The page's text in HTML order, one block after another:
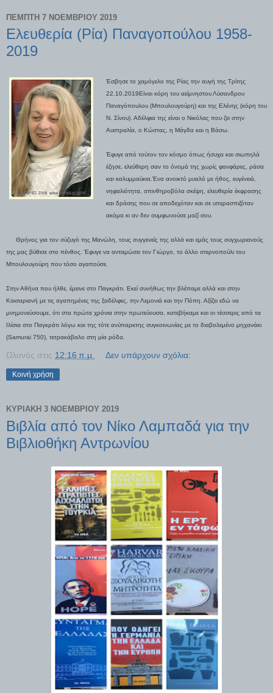
ΠΈΜΠΤΗ 7 ΝΟΕΜΒΡΊΟΥ 2019
Ελευθερία (Ρία) Παναγοπούλου 1958-
2019
Έσβησε το χαμόγελο της Ρίας την αυγή της Τρίτης
22.10.2019Είναι κόρη του αείμνηστου Λύσανδρου
Παναγόπουλου (Μπουλουγούρη) και της Ελένης (κόρη του
Ν. Σίνου). Αδέλφια της είναι ο Νικόλας που ζει στην
Αυστραλία, ο Κώστας, η Μάγδα και η Βάσω.
Έφυγε από τούτον τον κόσμο όπως ήσυχα και σιωπηλά
έζησε, ελεύθερη σαν το όνομά της χωρίς φανφάρες, ράσα
και καλυμμαύκια. Ένα ανοικτό μυαλό με ήθος, ευγένειά,
νηφαλιότητα, σπινθηροβόλα σκέψη, ελευθερία έκφρασης
και δράσης που σε αποδεχόταν και σε υπερασπιζόταν
ακόμα κι αν δεν συμφωνούσε μαζί σου.
Θρήνος για τον σύζυγό της Μανώλη, τους συγγενείς της αλλά και εμάς τους συγχωριανούς
της μας βύθισε στο πένθος. Έφυγε να ανταμώσει τον Γιώργο, το άλλο στερνοπούλι του
Μπουλουγούρη που τόσο αγαπούσε.
Στην Αθήνα που ήλθε, έμεινε στο Παγκράτι. Εκεί συνήθως την βλέπαμε αλλά και στην
Καισαριανή με τις αγαπημένες της ξαδέλφες, την Λεμονιά και την Πόπη. Αξίζει εδώ να
μνημονεύσουμε, ότι στα πρώτα χρόνια στην πρωτεύουσα, κατεβήκαμε και οι τέσσερις από τα
Ιλίσια στο Παγκράτι λόγω και της τότε ανύπαρκτης συγκοινωνίας με το διαβολεμένο μηχανάκι
(Samurai 750), τετρακάβαλο στη μία ρόδα.
Ωλονός στις 12:16 π.μ. Δεν υπάρχουν σχόλια:
Κοινή χρήση
ΚΥΡΙΑΚΉ 3 ΝΟΕΜΒΡΊΟΥ 2019
Βιβλία από τον Νίκο Λαμπαδά για την
Βιβλιοθήκη Αντρωνίου